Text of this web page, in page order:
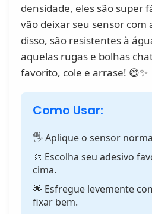
densidade, eles são super
vão deixar seu sensor com
disso, são resistentes à
aquelas rugas e bolhas
favorito, cole e arrase! 😄✨
Como Usar:
🖐️ Aplique o sensor
🎨 Escolha seu adesivo
cima.
🌟 Esfregue levemente
fixar bem.